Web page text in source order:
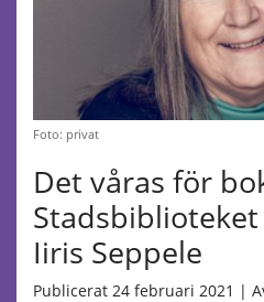
Foto: privat
Det våras för
Iiris Seppele
Publicerat 24 februari 2021 |